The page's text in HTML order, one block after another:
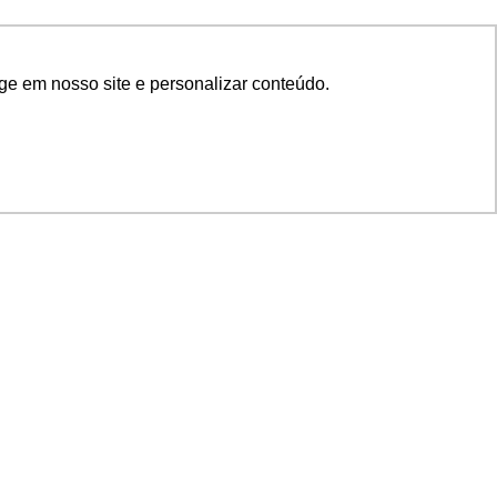
em nosso site e personalizar conteúdo.